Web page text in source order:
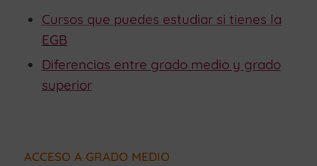
Cursos que puedes estudiar si tienes la
EGB
Diferencias entre grado medio y grado
superior
ACCESO A GRADO MEDIO